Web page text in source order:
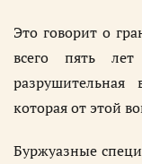
Это говорит о
всего пять
которая от этой
Буржуазные